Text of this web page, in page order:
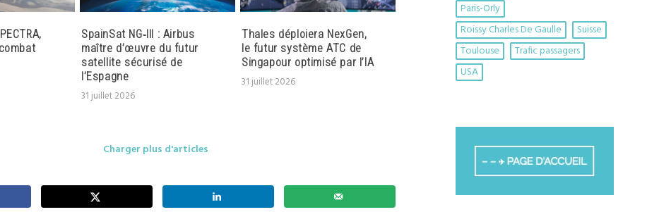
SpainSat NG‑III : Airbus
maître d’œuvre du futur
satellite sécurisé de
l’Espagne
31 juillet 2026
Thales déploiera NexGen,
le futur système ATC de
Singapour optimisé par l’IA
31 juillet 2026
Charger plus d'articles
Paris-Orly
Roissy Charles De Gaulle
Suisse
Toulouse
Trafic passagers
USA